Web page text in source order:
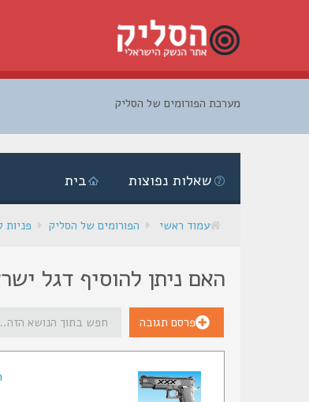
מערכת הפורומים של הסליק
בית שאלות נפוצות
עמוד ראשי הפורומים של הסליק
האם ניתן להוסיף דגל
פרסם תגובה